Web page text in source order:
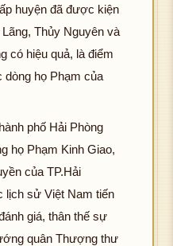
huyện đã được kiện
Thủy Nguyên và
có hiệu quả, là điểm
dòng họ Phạm của
phố Hải Phòng
họ Phạm Kinh Giao,
của TP.Hải
lịch sử Việt Nam tiến
giá, thân thế sự
quân Thượng thư